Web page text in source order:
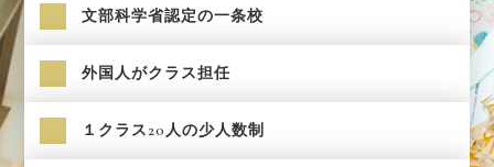
文部科学省認定の一条校
外国人がクラス担任
１クラス20人の少人数制